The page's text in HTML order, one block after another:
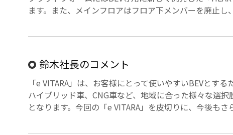
ます。また、メインフロアはフロア下メンバーを廃止し
鈴木社長のコメント
「e VITARA」は、お客様にとって使いやすいBEVとす
ハイブリッド車、CNG車など、地域に合った様々な選
となります。今回の「e VITARA」を皮切りに、今後も